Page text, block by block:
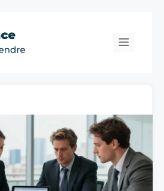
Menu